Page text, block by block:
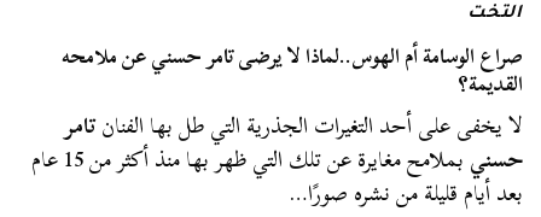
التخت
صراع الوسامة أم الهوس..لماذا لا يرضى تامر حسني عن ملامحه
القديمة؟
لا يخفى على أحد التغيرات الجذرية التي طل بها الفنانتامر
حسني بملامح مغايرة عن تلك التي ظهر بها منذ أكثر من 15 عام
بعد أيام قليلة من نشره صورًا…